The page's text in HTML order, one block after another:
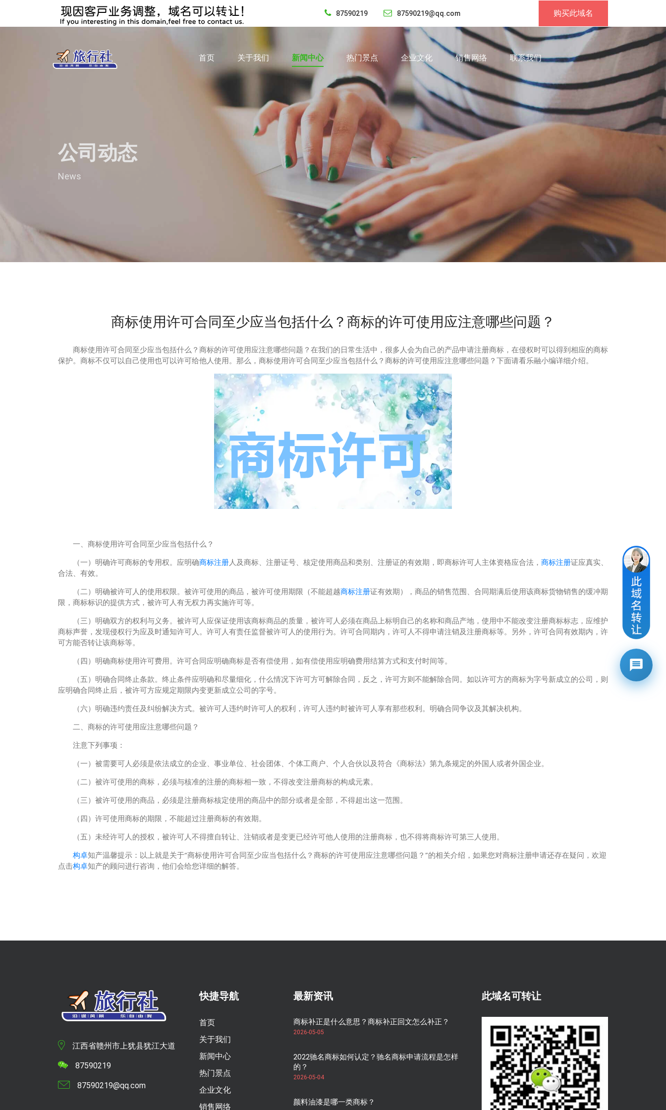
87590219 87590219@qq.com 购买此域名
首页 关于我们 新闻中心 热门景点 企业文化 销售网络 联系我们
公司动态
News
商标使用许可合同至少应当包括什么？商标的许可使用应注意哪些问题？
商标使用许可合同至少应当包括什么？商标的许可使用应注意哪些问题？在我们的日常生活中，很多人会为自己的产品申请注册商标，在侵权时可以得到相应的商标
保护。商标不仅可以自己使用也可以许可给他人使用。那么，商标使用许可合同至少应当包括什么？商标的许可使用应注意哪些问题？下面请看乐融小编详细介绍。
一、商标使用许可合同至少应当包括什么？
（一）明确许可商标的专用权。应明确商标注册人及商标、注册证号、核定使用商品和类别、注册证的有效期，即商标许可人主体资格应合法， 商标注册证应真实、
合法、有效。
（二）明确被许可人的使用权限。被许可使用的商品，被许可使用期限（不能超越商标注册证有效期），商品的销售范围、合同期满后使用该商标货物销售的缓冲期
限，商标标识的提供方式，被许可人有无权力再实施许可等。
（三）明确双方的权利与义务。被许可人应保证使用该商标商品的质量，被许可人必须在商品上标明自己的名称和商品产地，使用中不能改变注册商标标志，应维护
商标声誉，发现侵权行为应及时通知许可人。许可人有责任监督被许可人的使用行为。许可合同期内，许可人不得申请注销及注册商标等。另外，许可合同有效期内，许
可方能否转让该商标等。
（四）明确商标使用许可费用。许可合同应明确商标是否有偿使用，如有偿使用应明确费用结算方式和支付时间等。
（五）明确合同终止条款。终止条件应明确和尽量细化，什么情况下许可方可解除合同，反之，许可方则不能解除合同。如以许可方的商标为字号新成立的公司，则
应明确合同终止后，被许可方应规定期限内变更新成立公司的字号。
（六）明确违约责任及纠纷解决方式。被许可人违约时许可人的权利，许可人违约时被许可人享有那些权利。明确合同争议及其解决机构。
二、商标的许可使用应注意哪些问题？
注意下列事项：
（一）被需要可人必须是依法成立的企业、事业单位、社会团体、个体工商户、个人合伙以及符合《商标法》第九条规定的外国人或者外国企业。
（二）被许可使用的商标，必须与核准的注册的商标相一致，不得改变注册商标的构成元素。
（三）被许可使用的商品，必须是注册商标核定使用的商品中的部分或者是全部，不得超出这一范围。
（四）许可使用商标的期限，不能超过注册商标的有效期。
（五）未经许可人的授权，被许可人不得擅自转让、注销或者是变更已经许可他人使用的注册商标，也不得将商标许可第三人使用。
构卓知产温馨提示：以上就是关于“商标使用许可合同至少应当包括什么？商标的许可使用应注意哪些问题？”的相关介绍，如果您对商标注册申请还存在疑问，欢迎
点击构卓知产的顾问进行咨询，他们会给您详细的解答。
江西省赣州市上犹县犹江大道
87590219
87590219@qq.com
快捷导航
首页
关于我们
新闻中心
热门景点
企业文化
销售网络
最新资讯
商标补正是什么意思？商标补正回文怎么补正？
2026-05-05
2022驰名商标如何认定？驰名商标申请流程是怎样
的？
2026-05-04
颜料油漆是哪一类商标？
此域名可转让